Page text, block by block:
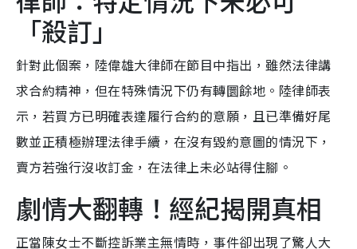
「殺訂」
針對此個案，陸偉雄大律師在節目中指出，雖然法律講
求合約精神，但在特殊情況下仍有轉圜餘地。陸律師表
示，若買方已明確表達履行合約的意願，且已準備好尾
數並正積極辦理法律手續，在沒有毀約意圖的情況下，
賣方若強行沒收訂金，在法律上未必站得住腳。
劇情大翻轉！經紀揭開真相
正當陳女士不斷控訴業主無情時，事件卻出現了驚人大